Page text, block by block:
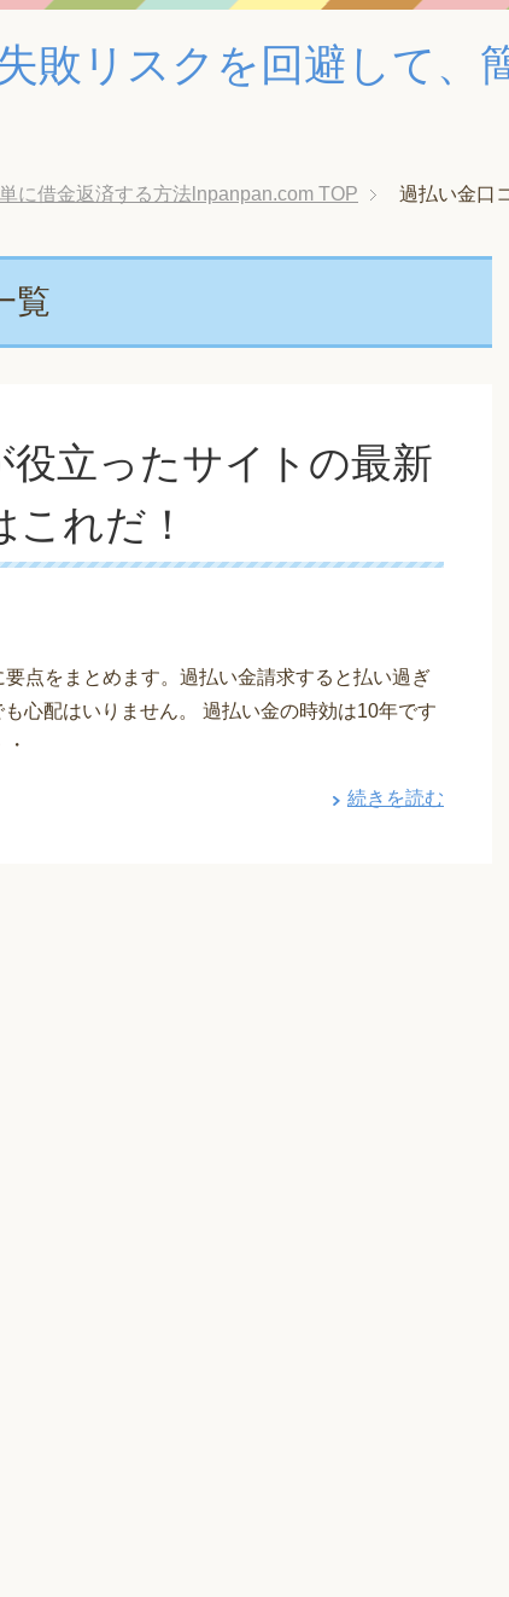
敗リスクを回避して、
に借金返済する方法lnpanpan.com TOP 過払い金口
覧
立ったサイトの最新
れだ！
点をまとめます。過払い金請求すると払い過ぎ
心配はいりません。 過払い金の時効は10年です
続きを読む